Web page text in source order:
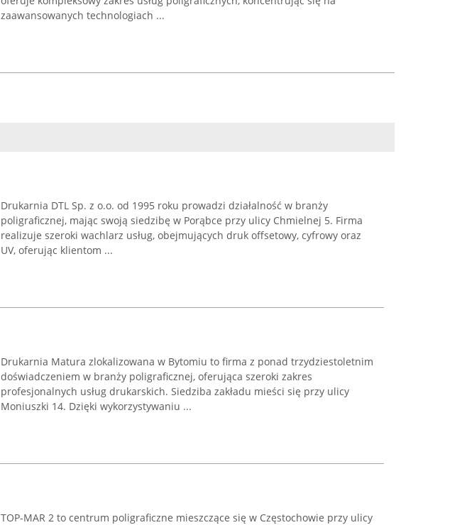
zaawansowanych technologiach ...
Drukarnia DTL Sp. z o.o. od 1995 roku prowadzi działalność w branży
poligraficznej, mając swoją siedzibę w Porąbce przy ulicy Chmielnej 5. Firma
realizuje szeroki wachlarz usług, obejmujących druk offsetowy, cyfrowy oraz
UV, oferując klientom ...
Drukarnia Matura zlokalizowana w Bytomiu to firma z ponad trzydziestoletnim
doświadczeniem w branży poligraficznej, oferująca szeroki zakres
profesjonalnych usług drukarskich. Siedziba zakładu mieści się przy ulicy
Moniuszki 14. Dzięki wykorzystywaniu ...
TOP-MAR 2 to centrum poligraficzne mieszczące się w Częstochowie przy ulicy